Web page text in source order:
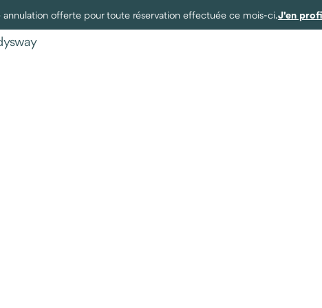
annulation offerte pour toute réservation effectuée ce mois-ci.J'en